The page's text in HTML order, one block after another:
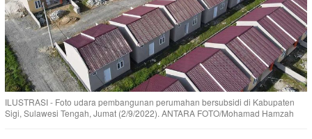
ILUSTRASI - Foto udara pembangunan perumahan bersubsidi di Kabupaten
Sigi, Sulawesi Tengah, Jumat (2/9/2022). ANTARA FOTO/Mohamad Hamzah